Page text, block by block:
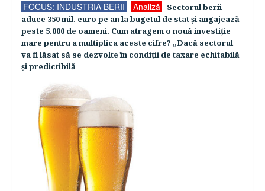
FOCUS: INDUSTRIA BERII Analiză
Sectorul berii
aduce 350 mil. euro pe an la bugetul de stat şi angajează
peste 5.000 de oameni. Cum atragem o nouă investiţie
mare pentru a multiplica aceste cifre? „Dacă sectorul
va fi lăsat să se dezvolte în condiţii de taxare echitabilă
şi predictibilă